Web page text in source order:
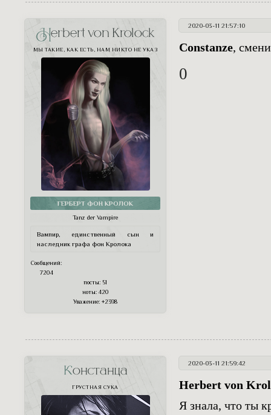
2020-03-11 21:57:10
Herbert von Krolock
МЫ ТАКИЕ, КАК ЕСТЬ, НАМ НИКТО НЕ УКАЗ
ГЕРБЕРТ ФОН КРОЛОК
Tanz der Vampire
Вампир, единственный сын и
наследник графа фон Кролока
Сообщений:
7204
посты: 51
ноты:420
Уважение: +2398
Constanze,
0
2020-03-11 21:59:42
Констанца
ГРУСТНАЯ СУКА
Herbert von
Я знала, что ты